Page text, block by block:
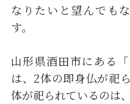
なりたいと望んでも
す。
山形県酒田市にある
は、2体の即身仏が祀
体が祀られているのは